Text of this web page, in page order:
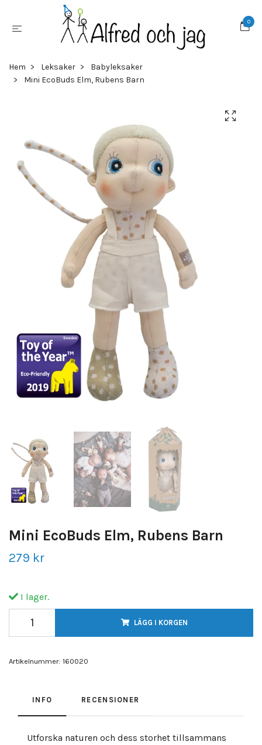
0
Hem Leksaker
Babyleksaker
Mini EcoBuds Elm, Rubens Barn
Mini EcoBuds Elm, Rubens Barn
279 kr
I lager.
LÄGG I KORGEN
Artikelnummer: 160020
INFO RECENSIONER
Utforska naturen och dess storhet tillsammans